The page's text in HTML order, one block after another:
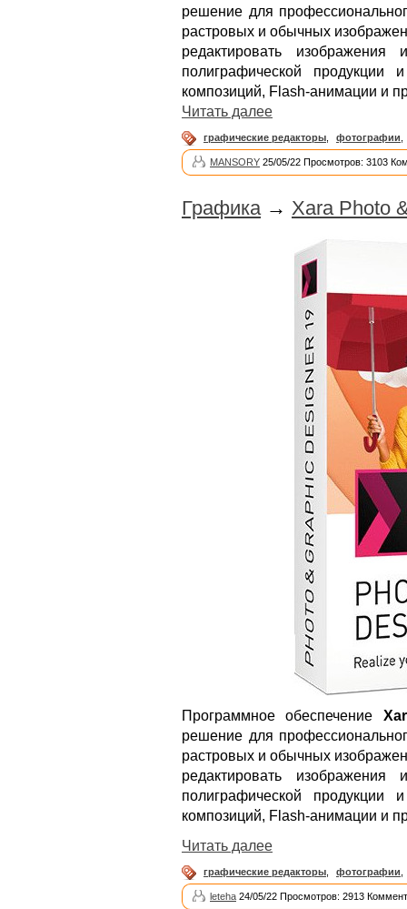
решение для
растровых и обычных
редактировать изображения
полиграфической продукции
композиций, Flash-анимации и
Читать далее
графические редакторы фотографии
MANSORY 25/05/22 Просмотров: 3103
Графика → Xara Photo
Программное обеспечение
решение для
растровых и обычных
редактировать изображения
полиграфической продукции
композиций, Flash-анимации и
Читать далее
графические редакторы фотографии
leteha 24/05/22 Просмотров: 2913